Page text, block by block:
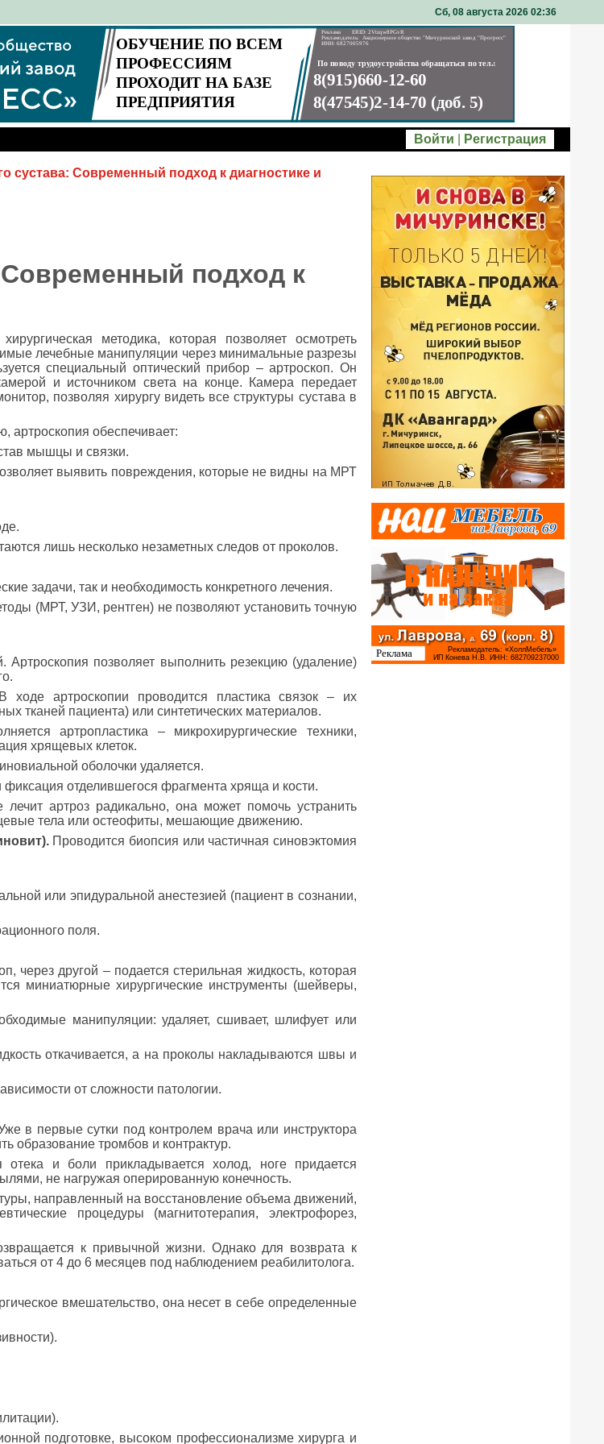
Сб, 08 августа 2026 02 36
Войти Регистрация
сустава: Современный подход к диагностике и
Современный подход к
методика, которая позволяет осмотреть
лечебные манипуляции через минимальные разрезы
специальный оптический прибор – артроскоп. Он
и источником света на конце. Камера передает
позволяя хирургу видеть все структуры сустава в
артроскопия обеспечивает:
мышцы и связки.
выявить повреждения, которые не видны на МРТ
лишь несколько незаметных следов от проколов.
задачи, так и необходимость конкретного лечения.
(МРТ, УЗИ, рентген) не позволяют установить точную
Артроскопия позволяет выполнить резекцию (удаление)
ходе артроскопии проводится пластика связок – их
тканей пациента) или синтетических материалов.
артропластика – микрохирургические техники,
хрящевых клеток.
оболочки удаляется.
фиксация отделившегося фрагмента хряща и кости.
лечит артроз радикально, она может помочь устранить
тела или остеофиты, мешающие движению.
Проводится биопсия или частичная синовэктомия
или эпидуральной анестезией (пациент в сознании,
поля.
через другой – подается стерильная жидкость, которая
миниатюрные хирургические инструменты (шейверы,
манипуляции: удаляет, сшивает, шлифует или
откачивается, а на проколы накладываются швы и
от сложности патологии.
в первые сутки под контролем врача или инструктора
образование тромбов и контрактур.
и боли прикладывается холод, ноге придается
не нагружая оперированную конечность.
направленный на восстановление объема движений,
процедуры (магнитотерапия, электрофорез,
к привычной жизни. Однако для возврата к
от 4 до 6 месяцев под наблюдением реабилитолога.
вмешательство, она несет в себе определенные
подготовке, высоком профессионализме хирурга и